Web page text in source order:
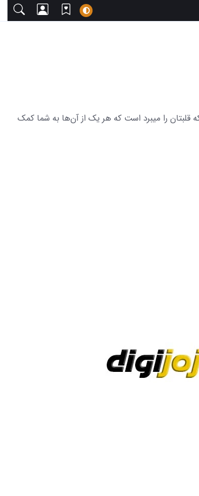
مجموعه شامل 37 عکس از جوجه مرغ کوچک و دلبرانه که قلبتان را میبرد است که هر یک از آن‌ها به شما کمک